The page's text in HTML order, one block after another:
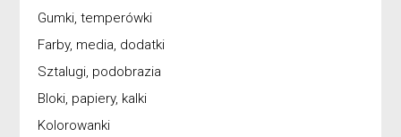
Gumki, temperówki
Farby, media, dodatki
Sztalugi, podobrazia
Bloki, papiery, kalki
Kolorowanki